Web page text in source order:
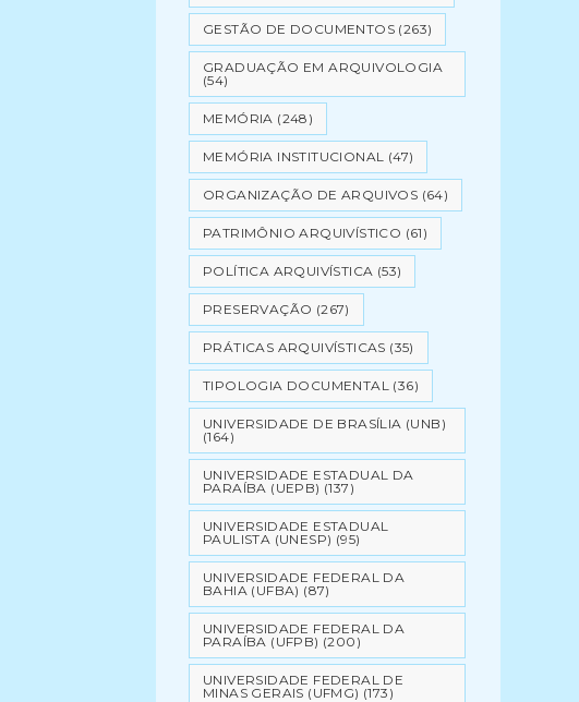
GESTÃO DE DOCUMENTOS (263)
GRADUAÇÃO EM ARQUIVOLOGIA
(54)
MEMÓRIA (248)
MEMÓRIA INSTITUCIONAL (47)
ORGANIZAÇÃO DE ARQUIVOS (64)
PATRIMÔNIO ARQUIVÍSTICO (61)
POLÍTICA ARQUIVÍSTICA (53)
PRESERVAÇÃO (267)
PRÁTICAS ARQUIVÍSTICAS (35)
TIPOLOGIA DOCUMENTAL (36)
UNIVERSIDADE DE BRASÍLIA (UNB)
(164)
UNIVERSIDADE ESTADUAL DA
PARAÍBA (UEPB) (137)
UNIVERSIDADE ESTADUAL
PAULISTA (UNESP) (95)
UNIVERSIDADE FEDERAL DA
BAHIA (UFBA) (87)
UNIVERSIDADE FEDERAL DA
PARAÍBA (UFPB) (200)
UNIVERSIDADE FEDERAL DE
MINAS GERAIS (UFMG) (173)